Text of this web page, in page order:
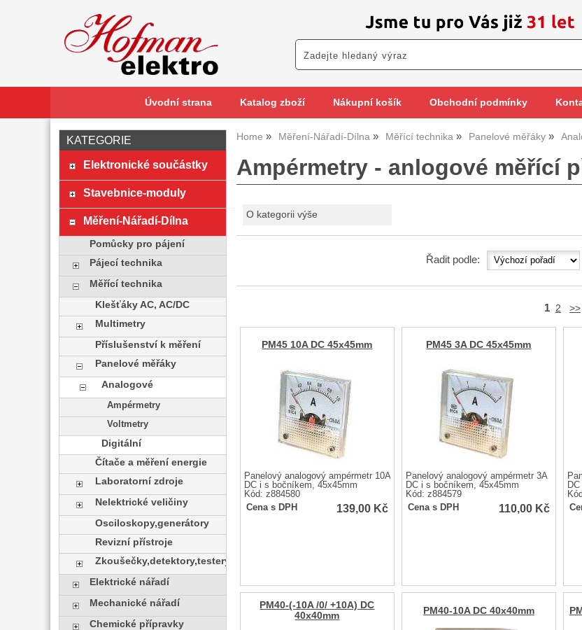
Úvodní strana Katalog zboží Nákupní košík Obchodní podmínky
Home Měření-Nářadí-Dílna Měřící technika Panelové měřáky
Ampérmetry - anlogové měřící
O kategorii výše
Řadit podle:
1 2 >>
PM45 10A DC 45x45mm
Panelový analogový ampérmetr 10A
DC i s bočníkem, 45x45mm
Kód: z884580
Cena s DPH
139,00 Kč
PM45 3A DC 45x45mm
Panelový analogový ampérmetr 3A
DC i s bočníkem, 45x45mm
Kód: z884579
Cena s DPH
110,00 Kč
PM40-(-10A /0/ +10A) DC
40x40mm
PM40-10A DC 40x40mm
KATEGORIE
Elektronické součástky
Stavebnice-moduly
Měření-Nářadí-Dílna
Pomůcky pro pájení
Pájecí technika
Měřící technika
Klešťáky AC, AC/DC
Multimetry
Příslušenství k měření
Panelové měřáky
Analogové
Ampérmetry
Voltmetry
Digitální
Čítače a měření energie
Laboratorní zdroje
Nelektrické veličiny
Osciloskopy,generátory
Revizní přístroje
Zkoušečky,detektory,testery
Elektrické nářadí
Mechanické nářadí
Chemické přípravky